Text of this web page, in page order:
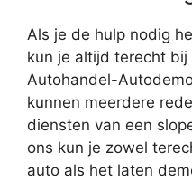
Als je de hulp nodig
kun je altijd terecht bij
Autohandel-
kunnen meerdere
diensten van een
ons kun je zowel
auto als het laten